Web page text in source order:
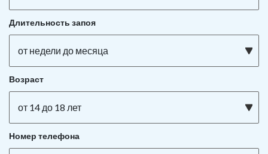
Длительность запоя
от недели до месяца
Возраст
от 14 до 18 лет
Номер телефона